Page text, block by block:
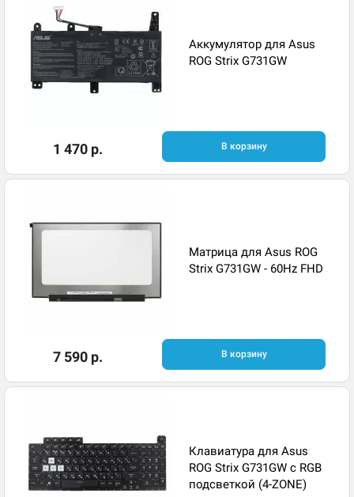
Аккумулятор для Asus
ROG Strix G731GW
1 470 р. В корзину
Матрица для Asus ROG
Strix G731GW - 60Hz FHD
7 590 р. В корзину
Клавиатура для Asus
ROG Strix G731GW с RGB
подсветкой (4-ZONE)